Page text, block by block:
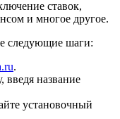
ставок,
и многое другое.
следующие шаги:
.
введя название
установочный